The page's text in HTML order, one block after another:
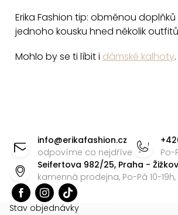
Erika Fashion tip: obměnou doplňků
jednoho kousku hned několik
Mohlo by se ti líbit i dámské kalhoty.
info@erikafashion.cz
odpovíme co nejdříve
Po-
Seifertova 982/25, Praha -
kamenná prodejna, Po-Pá 10-19h,
Stav objednávky